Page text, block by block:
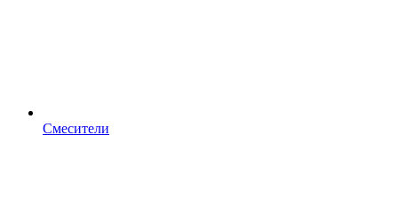
Смесители